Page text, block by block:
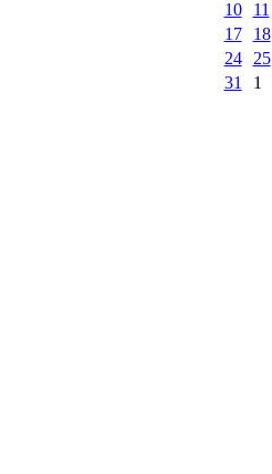
10
11
17
18
24
25
31
1